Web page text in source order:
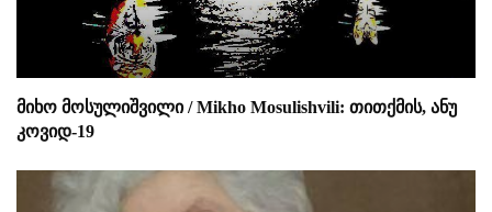
მიხო მოსულიშვილი / Mikho Mosulishvili: თითქმის, ანუ
კოვიდ-19